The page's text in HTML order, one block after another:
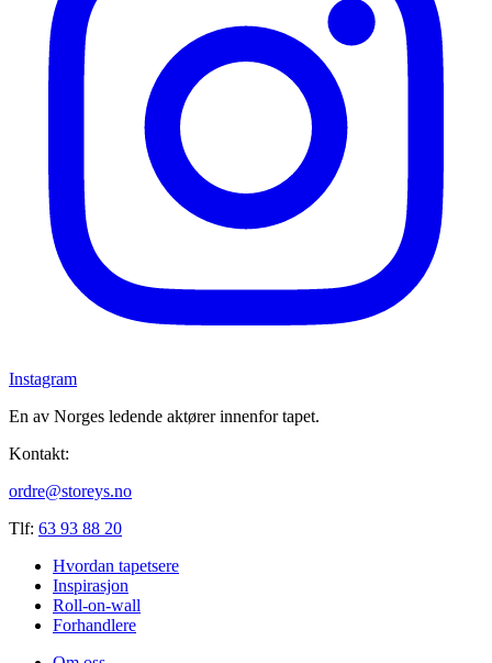
Instagram
En av Norges ledende aktører innenfor tapet.
Kontakt:
ordre@storeys.no
Tlf: 63 93 88 20
Hvordan tapetsere
Inspirasjon
Roll-on-wall
Forhandlere